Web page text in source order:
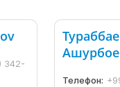
342-
Телефон: